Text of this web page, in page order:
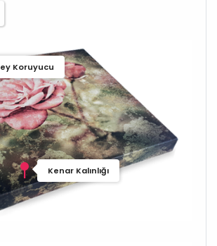
Koruyucu
Kenar Kalınlığı